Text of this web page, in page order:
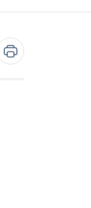
列印